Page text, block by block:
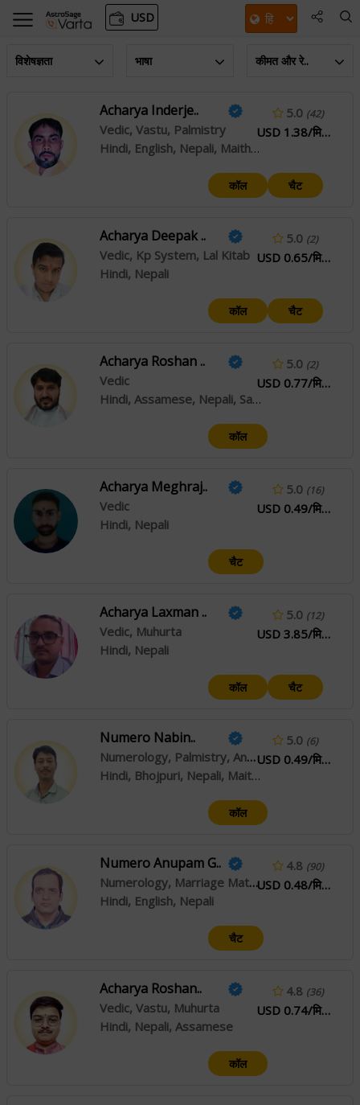
USD
विशेषज्ञता भाषा कीमत और रे..
Acharya Inderje..
Vedic, Vastu, Palmistry
Hindi, English, Nepali, Maithili, Sanskrit
5.0 (42)
USD 1.38/मिनट
कॉल चैट
Acharya Deepak ..
Vedic, Kp System, Lal Kitab
Hindi, Nepali
5.0 (2)
USD 0.65/मिनट
कॉल चैट
Acharya Roshan ..
Vedic
Hindi, Assamese, Nepali, Sanskrit
5.0 (2)
USD 0.77/मिनट
कॉल
Acharya Meghraj..
Vedic
Hindi, Nepali
5.0 (16)
USD 0.49/मिनट
चैट
Acharya Laxman ..
Vedic, Muhurta
Hindi, Nepali
5.0 (12)
USD 3.85/मिनट
कॉल चैट
Numero Nabin..
Numerology, Palmistry, Angel Reading
Hindi, Bhojpuri, Nepali, Maithili
5.0 (6)
USD 0.49/मिनट
कॉल
Numero Anupam G..
Numerology, Marriage Matching
Hindi, English, Nepali
4.8 (90)
USD 0.48/मिनट
चैट
Acharya Roshan..
Vedic, Vastu, Muhurta
Hindi, Nepali, Assamese
4.8 (36)
USD 0.74/मिनट
कॉल